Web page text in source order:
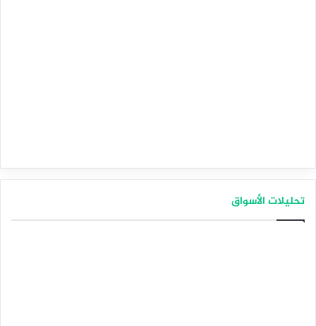
تحليلات الأسواق